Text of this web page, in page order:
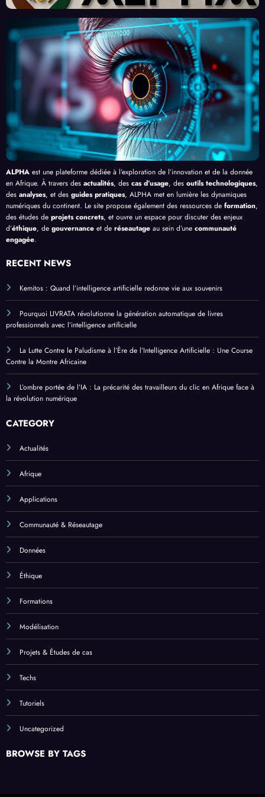
Front
contr
e le
Palud
isme
en
Afriq
ue
Prom
esses
, au-
delà
de
Bang
ui
ent
l’Effi
cacit
é de
l’IA
par
l’Inte
lligen
Artifi
cielle
ALPHA est une plateforme dédiée à l’exploration de l’innovation et de la donnée
en Afrique. À travers des actualités, des cas d’usage, des outils technologiques,
des analyses, et des guides pratiques, ALPHA met en lumière les dynamiques
numériques du continent. Le site propose également des ressources de formation,
des études de projets concrets, et ouvre un espace pour discuter des enjeux
d’éthique, de gouvernance et de réseautage au sein d’une communauté
engagée.
RECENT NEWS
Kemitos : Quand l’intelligence artificielle redonne vie aux souvenirs
Pourquoi LIVRATA révolutionne la génération automatique de livres
professionnels avec l’intelligence artificielle
La Lutte Contre le Paludisme à l’Ère de l’Intelligence Artificielle : Une Course
Contre la Montre Africaine
L’ombre portée de l’IA : La précarité des travailleurs du clic en Afrique face à
la révolution numérique
CATEGORY
Actualités
Afrique
Applications
Communauté & Réseautage
Données
Éthique
Formations
Modélisation
Projets & Études de cas
Techs
Tutoriels
Uncategorized
BROWSE BY TAGS